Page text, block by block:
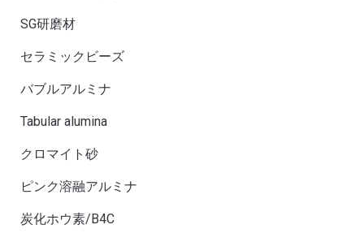
SG研磨材
セラミックビーズ
バブルアルミナ
Tabular alumina
クロマイト砂
ピンク溶融アルミナ
炭化ホウ素/B4C